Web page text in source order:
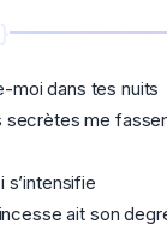
moi dans tes nuits
secrètes me
s’intensifie
ait son